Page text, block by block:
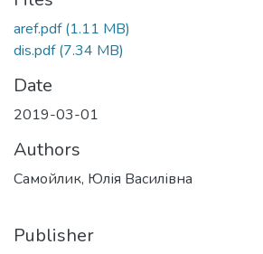
aref.pdf(1.11 MB)
dis.pdf(7.34 MB)
Date
2019-03-01
Authors
Самойлик, Юлія Василівна
Publisher